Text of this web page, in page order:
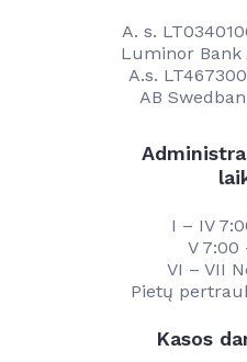
A. s.
Luminor Bank
A.s.
AB
I – IV
V 7:00
VI – VII
Pietų
Kasos